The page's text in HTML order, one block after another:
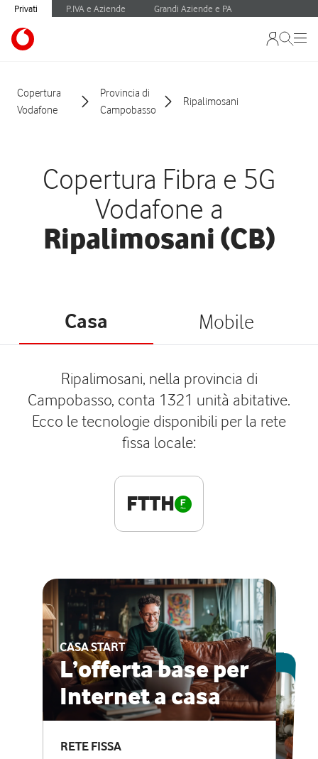
Privati P.IVA e Aziende Grandi Aziende e PA
Copertura
Vodafone
Provincia di
Campobasso
Ripalimosani
Copertura Fibra e 5G
Vodafone a
Ripalimosani (CB)
Casa Mobile
Ripalimosani, nella provincia di
Campobasso, conta 1321 unità abitative.
Ecco le tecnologie disponibili per la rete
fissa locale:
FTTH
CASA START
L’offerta base per
Internet a casa
RETE FISSA
ESCLUSIVA ONLINE
CASA PRO
Internet veloce e